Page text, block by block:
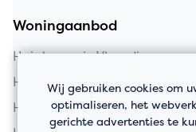
Woningaanbod
Huis kopen in Vlaardingen
Huis kopen in Schiedam
Huis kopen in Rotterdam
Wij gebruiken cookies om
optimaliseren, het
gerichte advertenties te